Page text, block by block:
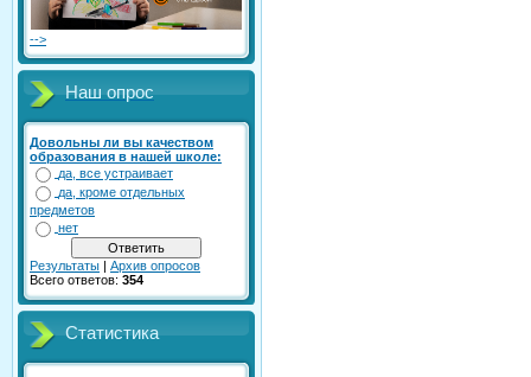
-->
Наш опрос
Довольны ли вы качеством
образования в нашей школе:
да, все устраивает
да, кроме отдельных
предметов
нет
Результаты | Архив опросов
Всего ответов: 354
Статистика